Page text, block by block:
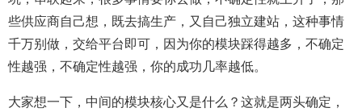
些供应商自己想，既去搞生产，又自己独立建站，这种事情
千万别做，交给平台即可，因为你的模块踩得越多，不确定
性越强，不确定性越强，你的成功几率越低。
大家想一下，中间的模块核心又是什么？这就是两头确定，